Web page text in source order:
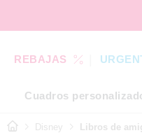
REBAJAS
Cuadros
Disney Libros de